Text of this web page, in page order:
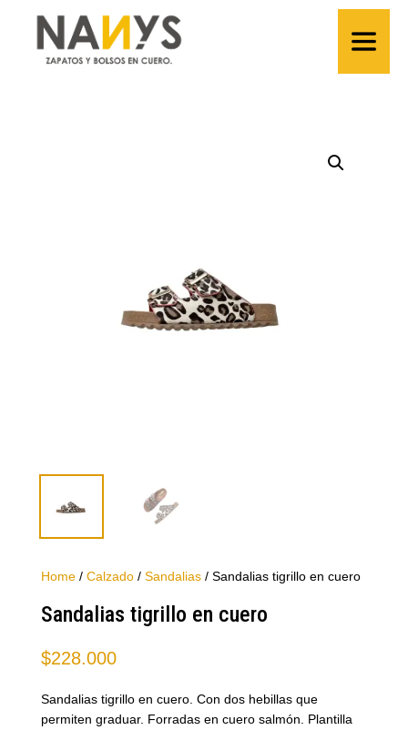
Home/ Calzado/ Sandalias/ Sandalias tigrillo en cuero
Sandalias tigrillo en cuero
$228.000
Sandalias tigrillo en cuero. Con dos hebillas que
permiten graduar. Forradas en cuero salmón. Plantilla